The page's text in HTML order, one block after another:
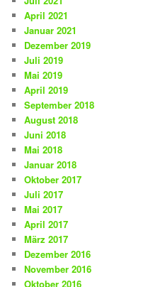
April 2021
Januar 2021
Dezember 2019
Juli 2019
Mai 2019
April 2019
September 2018
August 2018
Juni 2018
Mai 2018
Januar 2018
Oktober 2017
Juli 2017
Mai 2017
April 2017
März 2017
Dezember 2016
November 2016
Oktober 2016